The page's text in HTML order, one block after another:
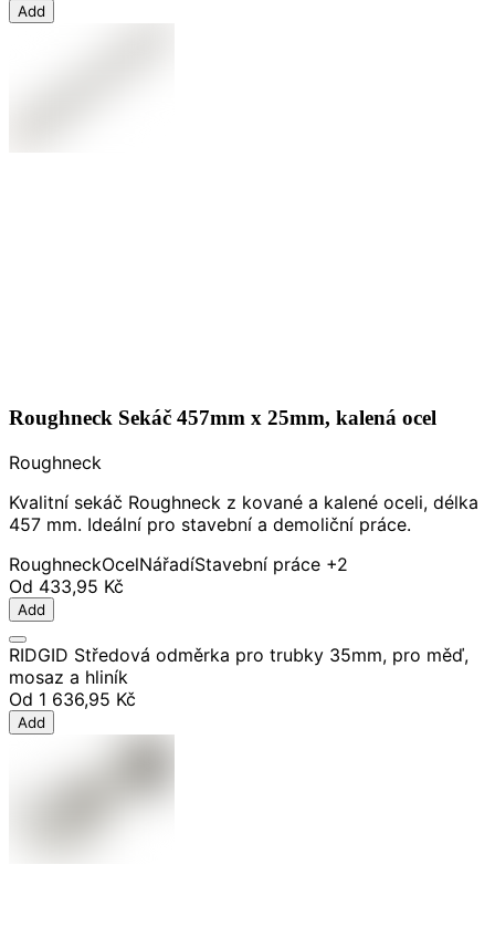
Add
Roughneck Sekáč 457mm x 25mm, kalená ocel
Roughneck
Kvalitní sekáč Roughneck z kované a kalené oceli, délka
457 mm. Ideální pro stavební a demoliční práce.
RoughneckOcelNářadíStavební práce +2
Od 433,95 Kč
Add
RIDGID Středová odměrka pro trubky 35mm, pro měď,
mosaz a hliník
Od 1 636,95 Kč
Add